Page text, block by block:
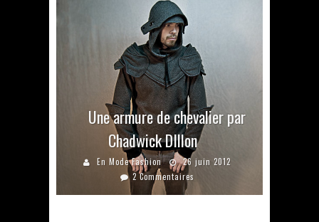
Une armure de chevalier par
Chadwick DIllon
En Mode Fashion
26 juin 2012
2 Commentaires